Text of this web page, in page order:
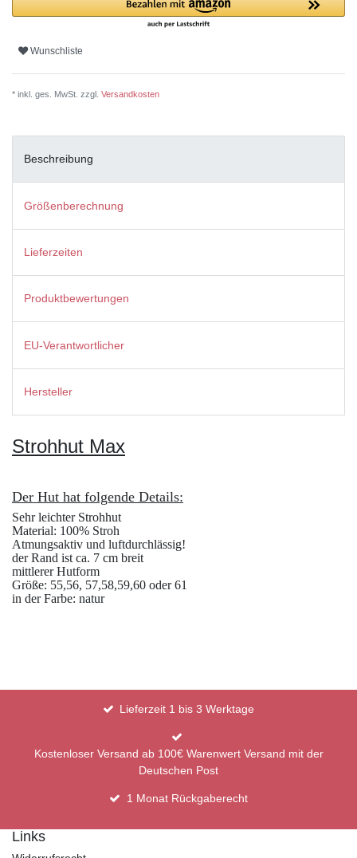
Wunschliste
* inkl. ges. MwSt. zzgl. Versandkosten
Beschreibung
Größenberechnung
Lieferzeiten
Produktbewertungen
EU-Verantwortlicher
Hersteller
Strohhut Max
Der Hut hat folgende Details:
Sehr leichter Strohhut
Material: 100% Stroh
Atmungsaktiv und luftdurchlässig!
der Rand ist ca. 7 cm breit
mittlerer Hutform
Größe: 55,56, 57,58,59,60 oder 61
in der Farbe: natur
Lieferzeit 1 bis 3 Werktage
Kostenloser Versand ab 100€ Warenwert Versand mit der
Deutschen Post
1 Monat Rückgaberecht
Links